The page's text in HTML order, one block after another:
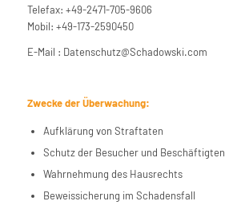
Telefax: +49-2471-705-9606
Mobil: +49-173-2590450
E-Mail : Datenschutz@Schadowski.com
Zwecke der Überwachung:
Aufklärung von Straftaten
Schutz der Besucher und Beschäftigten
Wahrnehmung des Hausrechts
Beweissicherung im Schadensfall